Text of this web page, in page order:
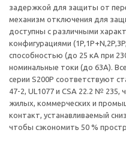
задержкой для защиты от
механизм отключения для
доступны с различными
конфигурациями
способностью (до 25 кА при
номинальные токи (до 63А).
серии S200P соответствуют
47-2, UL1077 и CSA 22.2 № 235,
жилых, коммерческих и
контакт, устанавливаемый
чтобы сэкономить 50 %